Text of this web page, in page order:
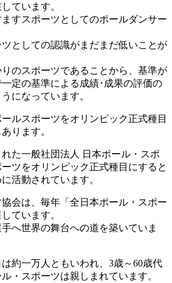
ています。
すスポーツとしてのポールダンサー
としての認識がまだまだ低いことが
のスポーツであることから、基準が
定の基準による成績･成果の評価の
になっています。
ルスポーツをオリンピック正式種目
ります。
た一般社団法人 日本ポール・スポ
ツをオリンピック正式種目にすると
活動されています。
会は、毎年「全日本ポール・スポー
ています。
へ世界の舞台への道を築いていま
約一万人ともいわれ、3歳～60歳代
・スポーツは親しまれています。